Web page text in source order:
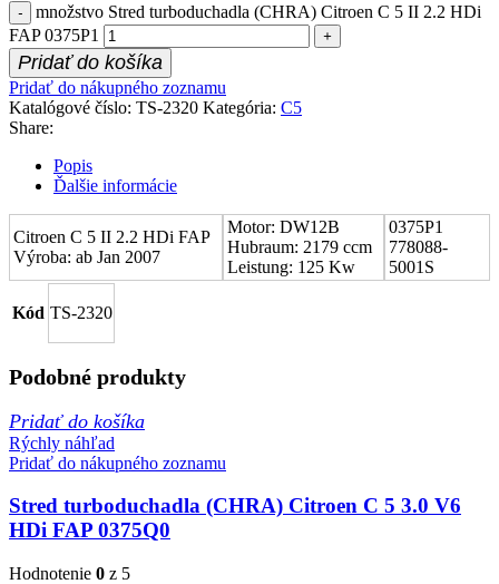
množstvo Stred turboduchadla (CHRA) Citroen C 5 II 2.2 HDi
FAP 0375P1
Pridať do košíka
Pridať do nákupného zoznamu
Katalógové číslo: TS-2320 Kategória: C5
Share:
Popis
Ďalšie informácie
Citroen C 5 II 2.2 HDi FAP
Výroba: ab Jan 2007
Motor: DW12B
Hubraum: 2179 ccm
Leistung: 125 Kw
0375P1
778088-
5001S
Kód TS-2320
Podobné produkty
Pridať do košíka
Rýchly náhľad
Pridať do nákupného zoznamu
Stred turboduchadla (CHRA) Citroen C 5 3.0 V6
HDi FAP 0375Q0
Hodnotenie 0 z 5